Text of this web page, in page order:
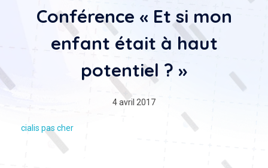
Conférence « Et si mon
enfant était à haut
potentiel ? »
4 avril 2017
cialis pas cher